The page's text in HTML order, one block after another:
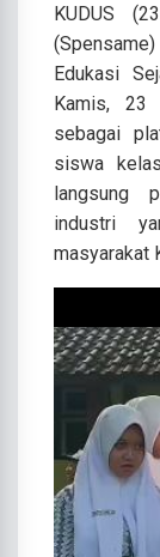
KUDUS
Edukasi
Kamis, 23
sebagai
siswa
langsung
industri
masyarakat